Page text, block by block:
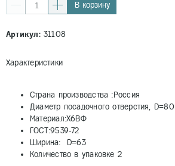
В корзину
Артикул:31108
Характеристики
Страна производства :Россия
Диаметр посадочного отверстия, D=80
Материал:Х6ВФ
ГОСТ:9539-72
Ширина: D=63
Количество в упаковке 2